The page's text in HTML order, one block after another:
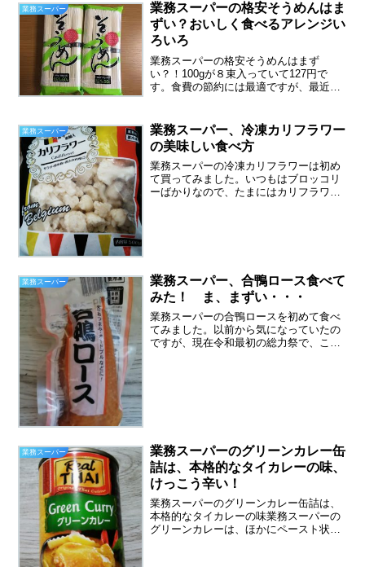
業務スーパー
業務スーパーの格安そうめんはま
ずい？おいしく食べるアレンジい
ろいろ
業務スーパーの格安そうめんはまず
い？！100gが８束入っていて127円で
す。食費の節約には最適ですが、最近久
にゆでて、ざるにあげた所、白くない！
ちょっと茶色っぽいような...
業務スーパー
業務スーパー、冷凍カリフラワー
の美味しい食べ方
業務スーパーの冷凍カリフラワーは初め
て買ってみました。いつもはブロッコリ
ーばかりなので、たまにはカリフラワー
業務スーパー
業務スーパー、合鴨ロース食べて
みた！ ま、まずい・・・
業務スーパーの合鴨ロースを初めて食べ
てみました。以前から気になっていたの
ですが、現在令和最初の総力祭で、この
業務スーパー
業務スーパーのグリーンカレー缶
詰は、本格的なタイカレーの味、
けっこう辛い！
業務スーパーのグリーンカレー缶詰は、
本格的なタイカレーの味業務スーパーの
グリーンカレーは、ほかにペースト状の